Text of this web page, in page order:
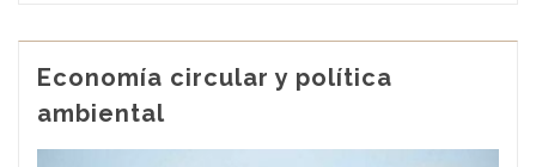
Economía circular y política
ambiental